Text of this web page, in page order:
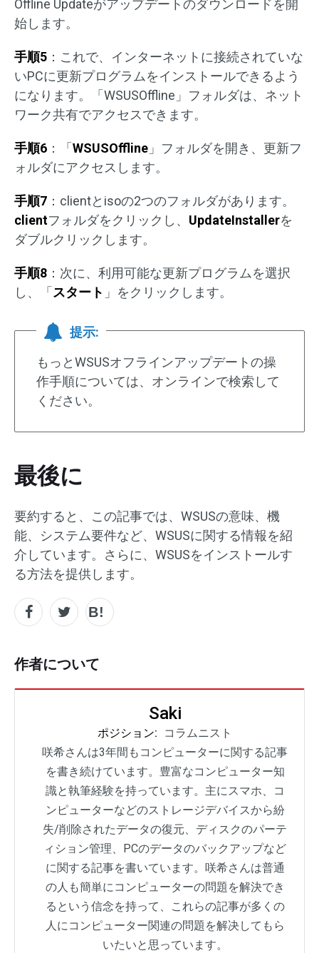
Offline Updateがアップデートのダウンロードを開
始します。
手順5 ：これで、インターネットに接続されていな
いPCに更新プログラムをインストールできるよう
になります。「WSUSOffline」フォルダは、ネット
ワーク共有でアクセスできます。
手順6 ：「 WSUSOffline 」フォルダを開き、更新フ
ォルダにアクセスします。
手順7 ：clientとisoの2つのフォルダがあります。
clientフォルダをクリックし、 UpdateInstallerを
ダブルクリックします。
手順8 ：次に、利用可能な更新プログラムを選択
し、「 スタート 」をクリックします。
提示:
もっとWSUSオフラインアップデートの操
作手順については、オンラインで検索して
ください。
最後に
要約すると、この記事では、WSUSの意味、機
能、システム要件など、WSUSに関する情報を紹
介しています。さらに、WSUSをインストールす
る方法を提供します。
作者について
Saki
ポジション:
コラムニスト
咲希さんは3年間もコンピューターに関する記事
を書き続けています。豊富なコンピューター知
識と執筆経験を持っています。主にスマホ、コ
ンピューターなどのストレージデバイスから紛
失/削除されたデータの復元、ディスクのパーテ
ィション管理、PCのデータのバックアップなど
に関する記事を書いています。咲希さんは普通
の人も簡単にコンピューターの問題を解決でき
るという信念を持って、これらの記事が多くの
人にコンピューター関連の問題を解决してもら
いたいと思っています。